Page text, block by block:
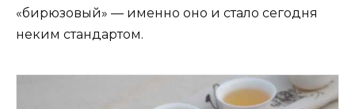
«бирюзовый» — именно оно и стало сегодня
неким стандартом.